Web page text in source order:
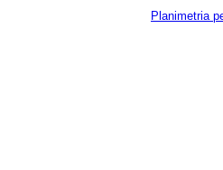
Planimetria